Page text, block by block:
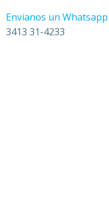
Envianos un Whatsapp
3413 31-4233